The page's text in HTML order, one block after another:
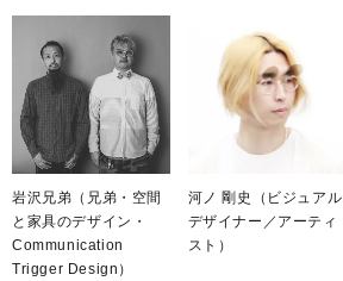
岩沢兄弟（兄弟・空間
と家具のデザイン・
Communication
Trigger Design）
河ノ 剛史（ビジュアル
デザイナー／アーティ
スト）